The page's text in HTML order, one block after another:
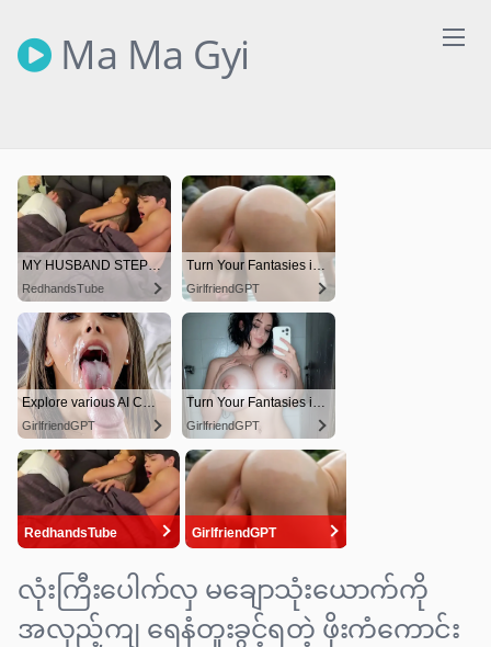
contentMa Ma Gyi
လုံးကြီးပေါက်လှ မချောသုံးယောက်ကို
အလှည့်ကျ ရေနံတူးခွင့်ရတဲ့ ဖိုးကံကောင်း